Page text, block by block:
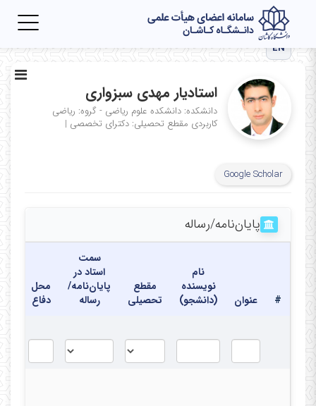
EN
استادیار مهدی سبزواری
دانشکده: دانشکده علوم ریاضی - گروه: ریاضی
کاربردی مقطع تحصیلی: دکترای تخصصی |
Google Scholar
پایان‌نامه‌/رساله
# عنوان
نام
نویسنده
(دانشجو)
مقطع
تحصیلی
سمت
استاد در
پایان‌نامه/
رساله
محل
دفاع